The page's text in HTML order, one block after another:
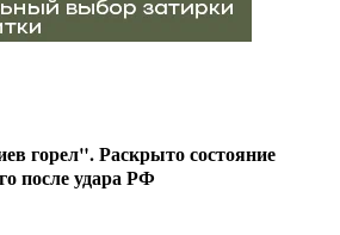
горел". Раскрыто состояние
после удара РФ